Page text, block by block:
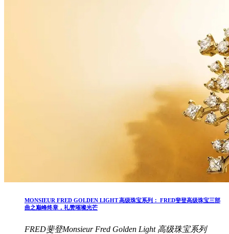
MONSIEUR FRED GOLDEN LIGHT 高级珠宝系列： FRED斐登高级珠宝三部
曲之巅峰终章，礼赞璀璨光芒
FRED斐登Monsieur Fred Golden Light 高级珠宝系列